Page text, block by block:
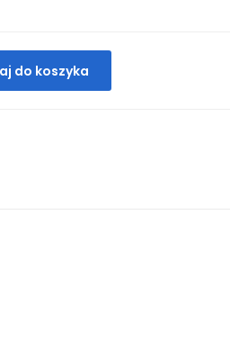
do koszyka